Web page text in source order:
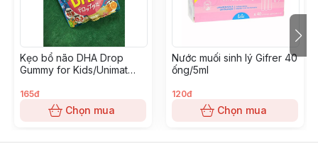
Kẹo bổ não DHA Drop
Gummy for Kids/Unimat
165đ
Chọn mua
Nước muối sinh lý Gifrer 40
ống/5ml
120đ
Chọn mua